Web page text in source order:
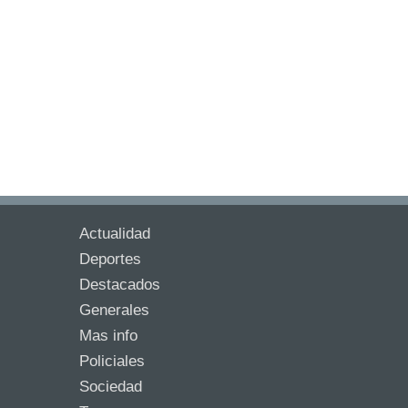
Actualidad
Deportes
Destacados
Generales
Mas info
Policiales
Sociedad